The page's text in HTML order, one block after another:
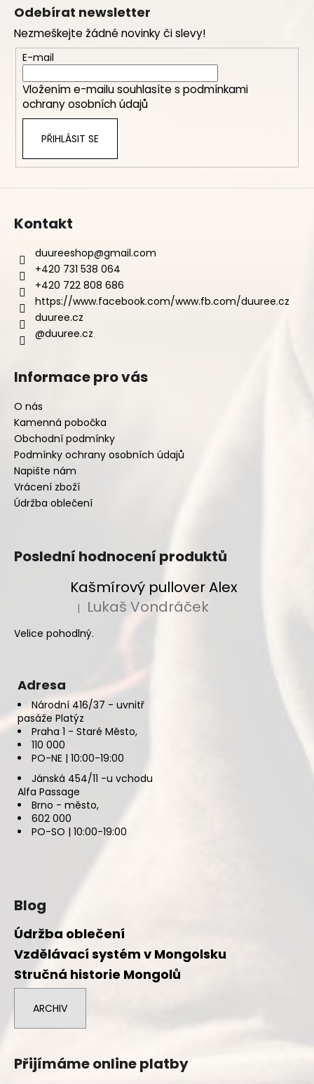
Odebírat newsletter
Nezmeškejte žádné novinky či slevy!
E-mail
Vložením e-mailu souhlasíte s podmínkami
ochrany osobních údajů
PŘIHLÁSIT SE
Kontakt
duureeshop@gmail.com
+420 731 538 064
+420 722 808 686
https://www.facebook.com/www.fb.com/duuree.cz
duuree.cz
@duuree.cz
Informace pro vás
O nás
Kamenná pobočka
Obchodní podmínky
Podmínky ochrany osobních údajů
Napište nám
Vrácení zboží
Údržba oblečení
Poslední hodnocení produktů
Kašmírový pullover Alex
Hodnocení produktu je 5 z 5 hvězdiček.
| Lukaš Vondráček
Velice pohodlný.
Adresa
Národní 416/37 - uvnitř
pasáže Platýz
Praha 1 - Staré Město,
110 000
PO-NE | 10:00-19:00
Jánská 454/11 -u vchodu
Alfa Passage
Brno - město,
602 000
PO-SO | 10:00-19:00
Blog
Údržba oblečení
Vzdělávací systém v Mongolsku
Stručná historie Mongolů
ARCHIV
Přijímáme online platby